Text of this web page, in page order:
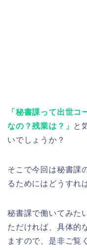
「秘書課って出世
なの？残業は？」 と
いでしょうか？
そこで今回は秘書課
るためにはどうすれ
秘書課で働いてみた
ただければ、具体的
ますので、是非ご覧